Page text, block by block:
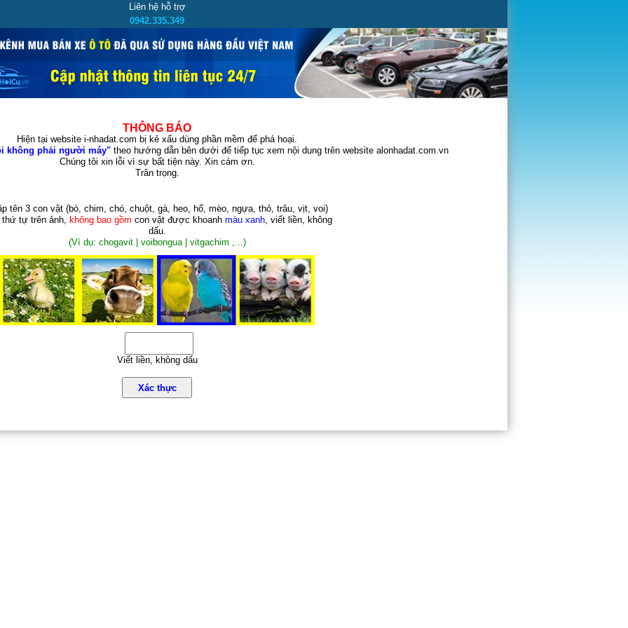
Liên hệ hỗ trợ
0942.335.349
THÔNG BÁO
Hiện tại website i-nhadat.com bị kẻ xấu dùng phần mềm để phá hoại.
không phải người máy"theo hướng dẫn bên dưới để tiếp tục xem nội dung trên website alonhadat.com.vn
Chúng tôi xin lỗi vì sự bất tiện này. Xin cám ơn.
Trân trọng.
tên 3 con vật (bò, chim, chó, chuột, gà, heo, hổ, mèo, ngựa, thỏ, trâu, vịt, voi)
thứ tự trên ảnh, không bao gồm con vật được khoanh màu xanh, viết liền, không
dấu.
(Ví dụ: chogavit | voibongua | vitgachim ,...)
Viết liền, không dấu
Xác thực